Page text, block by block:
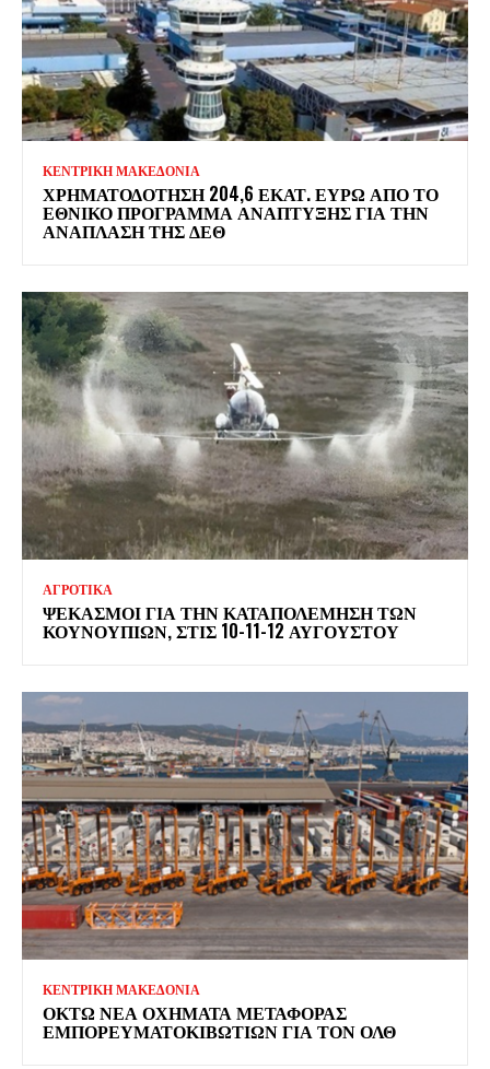
ΚΕΝΤΡΙΚΗ ΜΑΚΕΔΟΝΙΑ
ΧΡΗΜΑΤΟΔΌΤΗΣΗ 204,6 ΕΚΑΤ. ΕΥΡΏ ΑΠΌ ΤΟ
ΕΘΝΙΚΌ ΠΡΌΓΡΑΜΜΑ ΑΝΆΠΤΥΞΗΣ ΓΙΑ ΤΗΝ
ΑΝΆΠΛΑΣΗ ΤΗΣ ΔΕΘ
ΑΓΡΟΤΙΚΑ
ΨΕΚΑΣΜΟΊ ΓΙΑ ΤΗΝ ΚΑΤΑΠΟΛΈΜΗΣΗ ΤΩΝ
ΚΟΥΝΟΥΠΙΏΝ, ΣΤΙΣ 10-11-12 ΑΥΓΟΎΣΤΟΥ
ΚΕΝΤΡΙΚΗ ΜΑΚΕΔΟΝΙΑ
ΟΚΤΏ ΝΈΑ ΟΧΉΜΑΤΑ ΜΕΤΑΦΟΡΆΣ
ΕΜΠΟΡΕΥΜΑΤΟΚΙΒΩΤΊΩΝ ΓΙΑ ΤΟΝ ΟΛΘ